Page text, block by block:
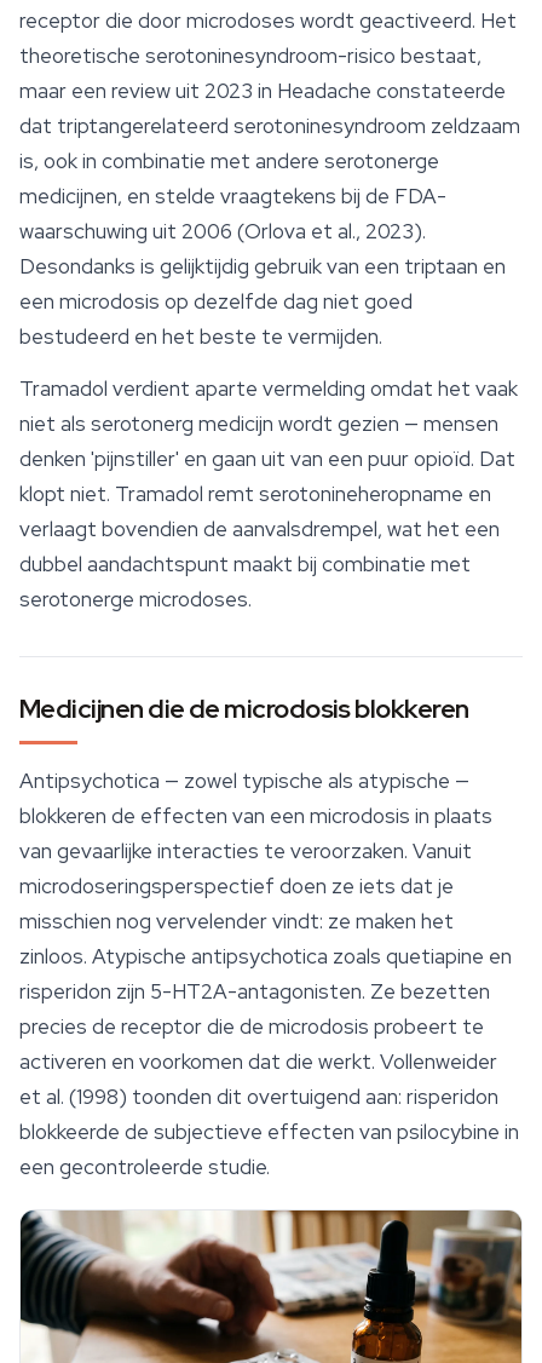
receptor die door microdoses wordt geactiveerd. Het
theoretische serotoninesyndroom-risico bestaat,
maar een review uit 2023 in Headache constateerde
dat triptangerelateerd serotoninesyndroom zeldzaam
is, ook in combinatie met andere serotonerge
medicijnen, en stelde vraagtekens bij de FDA-
waarschuwing uit 2006 (Orlova et al., 2023).
Desondanks is gelijktijdig gebruik van een triptaan en
een microdosis op dezelfde dag niet goed
bestudeerd en het beste te vermijden.
Tramadol verdient aparte vermelding omdat het vaak
niet als serotonerg medicijn wordt gezien — mensen
denken 'pijnstiller' en gaan uit van een puur opioïd. Dat
klopt niet. Tramadol remt serotonineheropname en
verlaagt bovendien de aanvalsdrempel, wat het een
dubbel aandachtspunt maakt bij combinatie met
serotonerge microdoses.
Medicijnen die de microdosis blokkeren
Antipsychotica — zowel typische als atypische —
blokkeren de effecten van een microdosis in plaats
van gevaarlijke interacties te veroorzaken. Vanuit
microdoseringsperspectief doen ze iets dat je
misschien nog vervelender vindt: ze maken het
zinloos. Atypische antipsychotica zoals quetiapine en
risperidon zijn 5-HT2A-antagonisten. Ze bezetten
precies de receptor die de microdosis probeert te
activeren en voorkomen dat die werkt. Vollenweider
et al. (1998) toonden dit overtuigend aan: risperidon
blokkeerde de subjectieve effecten van psilocybine in
een gecontroleerde studie.